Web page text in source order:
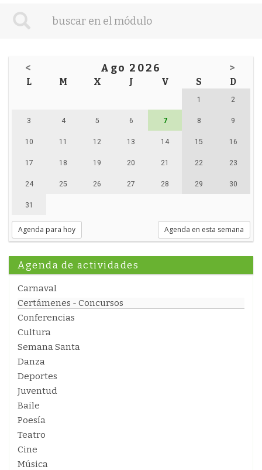
< Ago 2026 >
L M X J V S D
1 2
3 4 5 6 7 8 9
10 11 12 13 14 15 16
17 18 19 20 21 22 23
24 25 26 27 28 29 30
31
Agenda para hoy Agenda en esta semana
Agenda de actividades
Carnaval
Certámenes - Concursos
Conferencias
Cultura
Semana Santa
Danza
Deportes
Juventud
Baile
Poesía
Teatro
Cine
Música